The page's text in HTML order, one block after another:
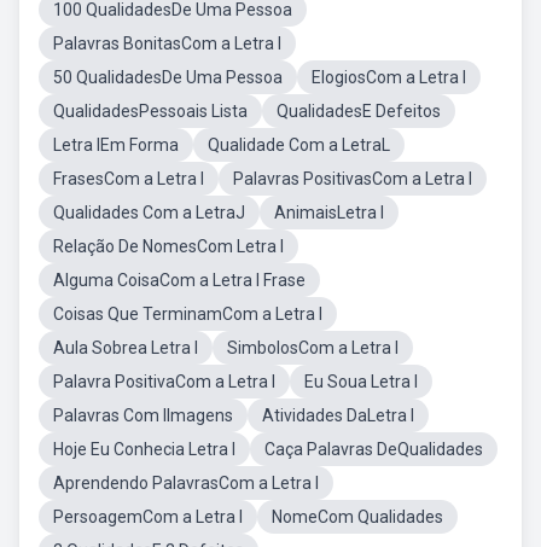
100 QualidadesDe Uma Pessoa
Palavras BonitasCom a Letra I
50 QualidadesDe Uma Pessoa
ElogiosCom a Letra I
QualidadesPessoais Lista
QualidadesE Defeitos
Letra IEm Forma
Qualidade Com a LetraL
FrasesCom a Letra I
Palavras PositivasCom a Letra I
Qualidades Com a LetraJ
AnimaisLetra I
Relação De NomesCom Letra I
Alguma CoisaCom a Letra I Frase
Coisas Que TerminamCom a Letra I
Aula Sobrea Letra I
SimbolosCom a Letra I
Palavra PositivaCom a Letra I
Eu Soua Letra I
Palavras Com IImagens
Atividades DaLetra I
Hoje Eu Conhecia Letra I
Caça Palavras DeQualidades
Aprendendo PalavrasCom a Letra I
PersoagemCom a Letra I
NomeCom Qualidades